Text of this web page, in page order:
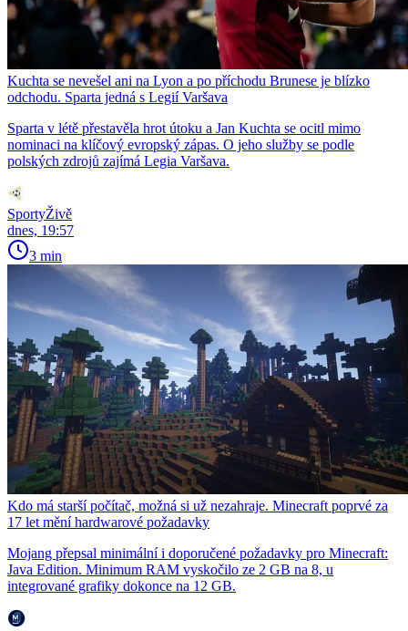
Kuchta se nevešel ani na Lyon a po příchodu Brunese je blízko
odchodu. Sparta jedná s Legií Varšava
Sparta v létě přestavěla hrot útoku a Jan Kuchta se ocitl mimo
nominaci na klíčový evropský zápas. O jeho služby se podle
polských zdrojů zajímá Legia Varšava.
SportyŽivě
dnes, 19:57
3 min
Kdo má starší počítač, možná si už nezahraje. Minecraft poprvé za
17 let mění hardwarové požadavky
Mojang přepsal minimální i doporučené požadavky pro Minecraft:
Java Edition. Minimum RAM vyskočilo ze 2 GB na 8, u
integrované grafiky dokonce na 12 GB.